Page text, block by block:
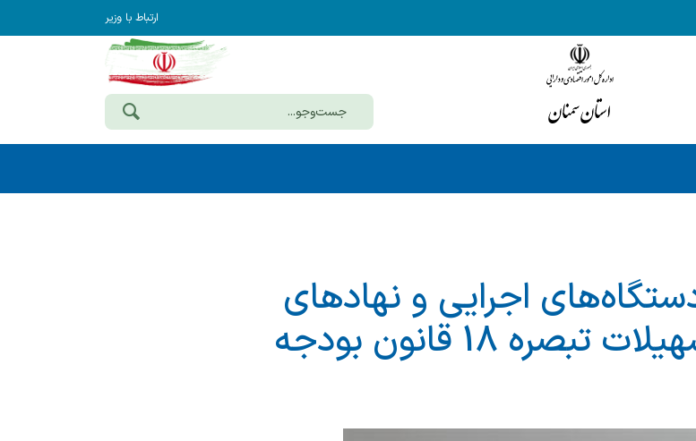
ارتباط با وزیر
اجرایی و نهادهای
حمایتی استان از تسهیلات تبصره 18 قانون بودجه